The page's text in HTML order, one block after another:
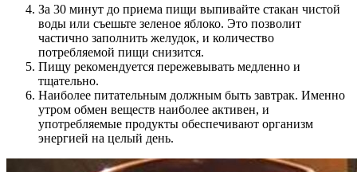
За 30 минут до приема пищи выпивайте стакан чистой
воды или съешьте зеленое яблоко. Это позволит
частично заполнить желудок, и количество
потребляемой пищи снизится.
Пищу рекомендуется пережевывать медленно и
тщательно.
Наиболее питательным должным быть завтрак. Именно
утром обмен веществ наиболее активен, и
употребляемые продукты обеспечивают организм
энергией на целый день.